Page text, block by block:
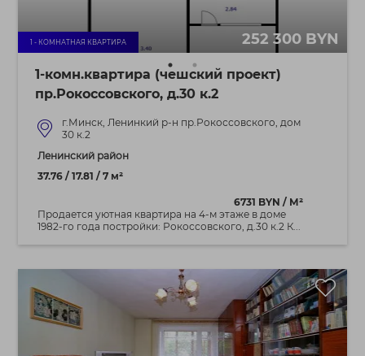
1 - КОМНАТНАЯ КВАРТИРА 252 300 BYN
1-комн.квартира (чешский проект)
пр.Рокоссовского, д.30 к.2
г.Минск, Ленинкий р-н пр.Рокоссовского, дом
30 к.2
Ленинский район
37.76 / 17.81 / 7 м²
6731 BYN / М²
Продается уютная квартира на 4-м этаже в доме
1982-го года постройки: Рокоссовского, д.30 к.2 К...